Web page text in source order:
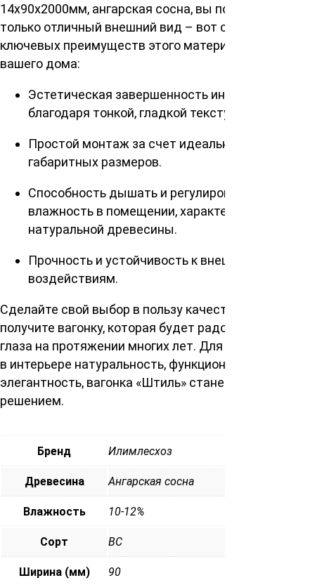
14х90х2000мм, ангарская сосна, вы получаете не
только отличный внешний вид – вот список
ключевых преимуществ этого материала для
вашего дома:
Эстетическая завершенность интерьера
благодаря тонкой, гладкой текстуре.
Простой монтаж за счет идеальных
габаритных размеров.
Способность дышать и регулировать
влажность в помещении, характерная для
натуральной древесины.
Прочность и устойчивость к внешним
воздействиям.
Сделайте свой выбор в пользу качества и красоты,
получите вагонку, которая будет радовать ваши
глаза на протяжении многих лет. Для тех, кто ценит
в интерьере натуральность, функциональность и
элегантность, вагонка «Штиль» станет идеальным
решением.
Бренд Илимлесхоз
Древесина Ангарская сосна
Влажность 10-12%
Сорт ВС
Ширина (мм) 90